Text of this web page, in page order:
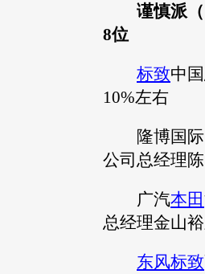
谨慎派
8位
标致中
10%左右
隆博国际
公司总经理
广汽本田
总经理金山
东风标致